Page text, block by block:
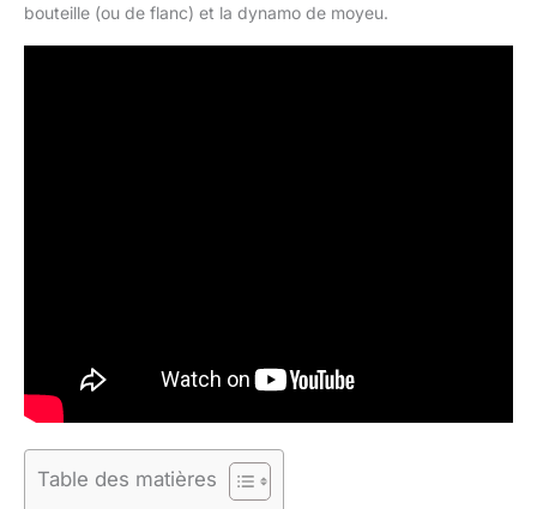
bouteille (ou de flanc) et la dynamo de moyeu.
Table des matières